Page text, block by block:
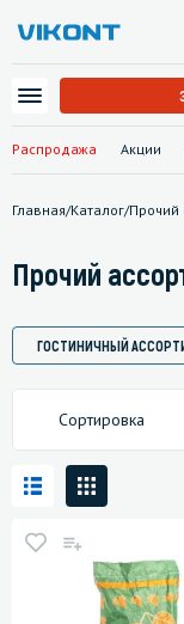
Распродажа Акции
Главная/Каталог/Прочий
Прочий
ГОСТИНИЧНЫЙ
Сортировка